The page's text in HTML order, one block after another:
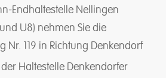
Endhaltestelle Nellingen
U8) nehmen Sie die
Nr. 119 in Richtung Denkendorf
der Haltestelle Denkendorfer